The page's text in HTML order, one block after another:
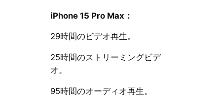
iPhone 15 Pro Max：
29時間のビデオ再生。
25時間のストリーミングビデ
オ。
95時間のオーディオ再生。